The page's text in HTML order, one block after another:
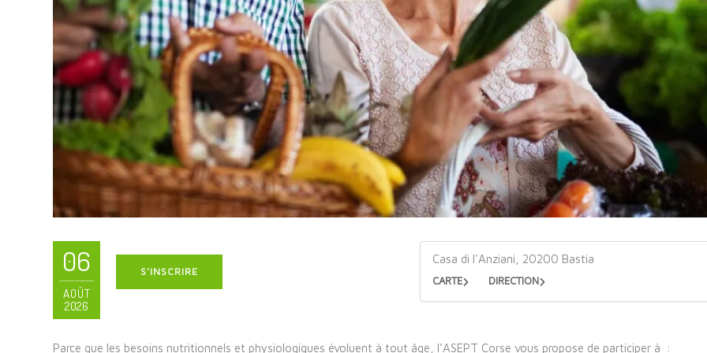
06
AOÛT
2026
S'INSCRIRE
Casa di l'Anziani, 20200 Bastia
CARTE DIRECTION
Parce que les besoins nutritionnels et physiologiques évoluent à tout âge, l’ASEPT Corse vous propose de participer à :